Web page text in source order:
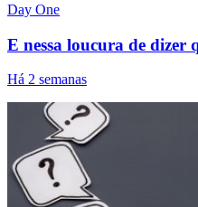
Day One
E nessa loucura de dizer
Há 2 semanas